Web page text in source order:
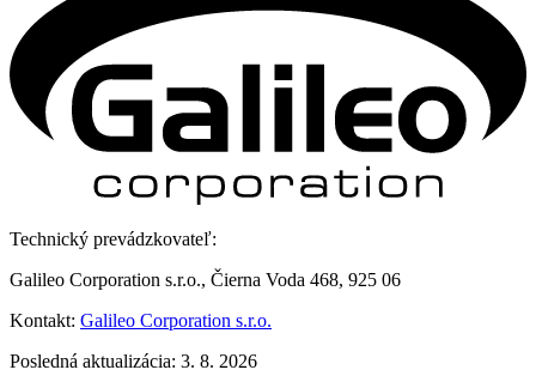
Technický prevádzkovateľ:
Galileo Corporation s.r.o., Čierna Voda 468, 925 06
Kontakt: Galileo Corporation s.r.o.
Posledná aktualizácia: 3. 8. 2026